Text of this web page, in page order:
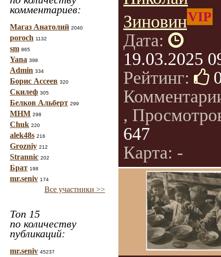
комментариев:
Магаз Анатолий 2040
poroch 1132
sm 865
Yana 398
Admin 334
Борис Ассеев 320
Скилеф 305
Белков Альберт 299
МНМ 298
Chuk 220
alek48s 216
Grozniy 212
Strannic 202
Брат 198
mr.seniv 174
Все участники >>
Топ 15
по количеству
публикаций:
mr.seniv 45237
ЗиновинVIP
Дата:
19.03.2025
Рейтинг:
,
647
Карта: -